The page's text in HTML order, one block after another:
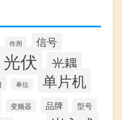
作用 信号
光伏
光耦
单位 单片机
变频器 品牌 型号